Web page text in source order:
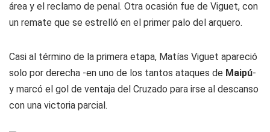
área y el reclamo de penal. Otra ocasión fue de Viguet, con
un remate que se estrelló en el primer palo del arquero.
Casi al término de la primera etapa, Matías Viguet apareció
solo por derecha -en uno de los tantos ataques de Maipú-
y marcó el gol de ventaja del Cruzado para irse al descanso
con una victoria parcial.